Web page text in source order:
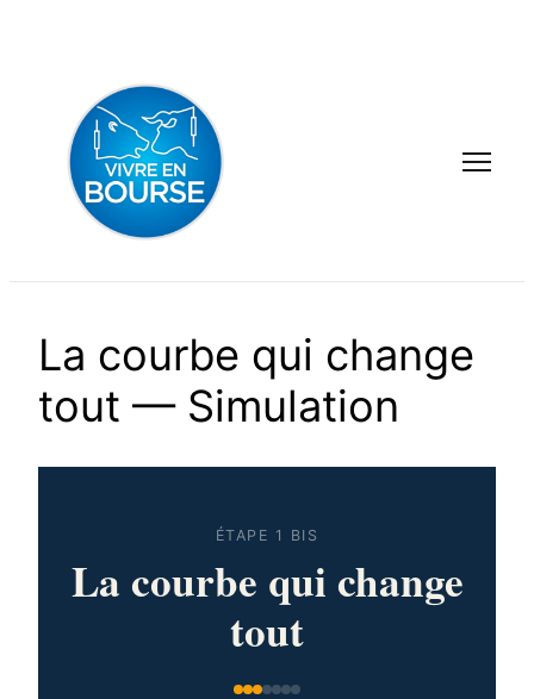
La courbe qui change
tout — Simulation
ÉTAPE 1 BIS
La courbe qui change
tout